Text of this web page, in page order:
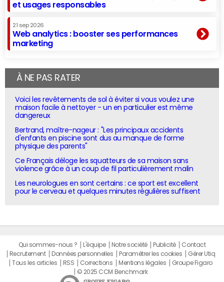
et usages responsables
21 sep 2026
Web analytics : booster ses performances
marketing
À NE PAS RATER
Voici les revêtements de sol à éviter si vous voulez une
maison facile à nettoyer - un en particulier est même
dangereux
Bertrand, maître-nageur : "Les principaux accidents
d'enfants en piscine sont dus au manque de forme
physique des parents"
Ce Français déloge les squatteurs de sa maison sans
violence grâce à un coup de fil particulièrement malin
Les neurologues en sont certains : ce sport est excellent
pour le cerveau et quelques minutes régulières suffisent
Qui sommes-nous ? L'équipe Notre société Publicité
Contact
Recrutement
Données personnelles Paramétrer les cookies
Gérer Utiq
Tous les articles
RSS Corrections Mentions légales
Groupe Figaro
© 2025 CCM Benchmark